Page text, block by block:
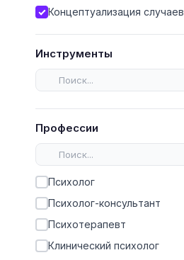
Концептуализация случаев
Инструменты
Профессии
Психолог
Психолог-консультант
Психотерапевт
Клинический психолог